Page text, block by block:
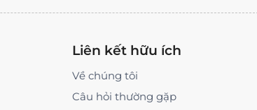
Liên kết hữu ích
Về chúng tôi
Câu hỏi thường gặp